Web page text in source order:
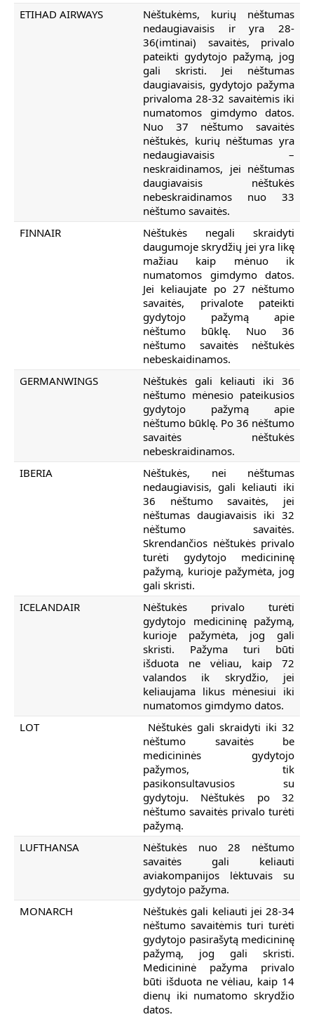
ETIHAD AIRWAYS
Nėštukėms, kurių nėštumas
nedaugiavaisis ir yra 28-
36(imtinai) savaitės, privalo
pateikti gydytojo pažymą, jog
gali skristi. Jei nėštumas
daugiavaisis, gydytojo pažyma
privaloma 28-32 savaitėmis iki
numatomos gimdymo datos.
Nuo 37 nėštumo savaitės
nėštukės, kurių nėštumas yra
nedaugiavaisis –
neskraidinamos, jei nėštumas
daugiavaisis nėštukės
nebeskraidinamos nuo 33
nėštumo savaitės.
FINNAIR
Nėštukės negali skraidyti
daugumoje skrydžių jei yra likę
mažiau kaip mėnuo ik
numatomos gimdymo datos.
Jei keliaujate po 27 nėštumo
savaitės, privalote pateikti
gydytojo pažymą apie
nėštumo būklę. Nuo 36
nėštumo savaitės nėštukės
nebeskaidinamos.
GERMANWINGS
Nėštukės gali keliauti iki 36
nėštumo mėnesio pateikusios
gydytojo pažymą apie
nėštumo būklę. Po 36 nėštumo
savaitės nėštukės
nebeskraidinamos.
IBERIA
Nėštukės, nei nėštumas
nedaugiavisis, gali keliauti iki
36 nėštumo savaitės, jei
nėštumas daugiavaisis iki 32
nėštumo savaitės.
Skrendančios nėštukės privalo
turėti gydytojo medicininę
pažymą, kurioje pažymėta, jog
gali skristi.
ICELANDAIR
Nėštukės privalo turėti
gydytojo medicininę pažymą,
kurioje pažymėta, jog gali
skristi. Pažyma turi būti
išduota ne vėliau, kaip 72
valandos ik skrydžio, jei
keliaujama likus mėnesiui iki
numatomos gimdymo datos.
LOT
Nėštukės gali skraidyti iki 32
nėštumo savaitės be
medicininės gydytojo
pažymos, tik
pasikonsultavusios su
gydytoju. Nėštukės po 32
nėštumo savaitės privalo turėti
pažymą.
LUFTHANSA
Nėštukės nuo 28 nėštumo
savaitės gali keliauti
aviakompanijos lėktuvais su
gydytojo pažyma.
MONARCH
Nėštukės gali keliauti jei 28-34
nėštumo savaitėmis turi turėti
gydytojo pasirašytą medicininę
pažymą, jog gali skristi.
Medicininė pažyma privalo
būti išduota ne vėliau, kaip 14
dienų iki numatomo skrydžio
datos.